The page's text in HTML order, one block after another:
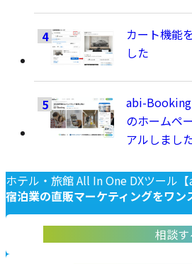
カート機能
した
abi-Booking
のホームペ
アルしまし
ホテル・旅館 All In One DXツール【
宿泊業の直販マーケティングをワン
お問い合
abiliveDX導入に関する不明
相談す